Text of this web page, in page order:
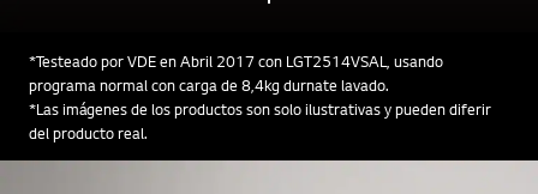
*Testeado por VDE en Abril 2017 con LGT2514VSAL, usando
programa normal con carga de 8,4kg durnate lavado.
*Las imágenes de los productos son solo ilustrativas y pueden diferir
del producto real.